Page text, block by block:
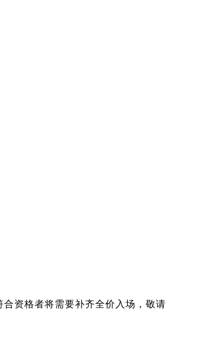
资格者将需要补齐全价入场，敬请